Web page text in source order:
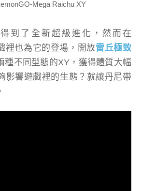
得到了全新超級進化，然而在
裡也為它的登場，開放雷丘極致
種不同型態的XY，獲得體質大幅
影響遊戲裡的生態？就讓丹尼帶